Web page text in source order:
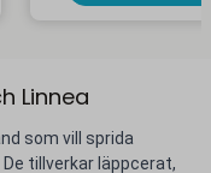
Linnea
som vill sprida
tillverkar läppcerat,